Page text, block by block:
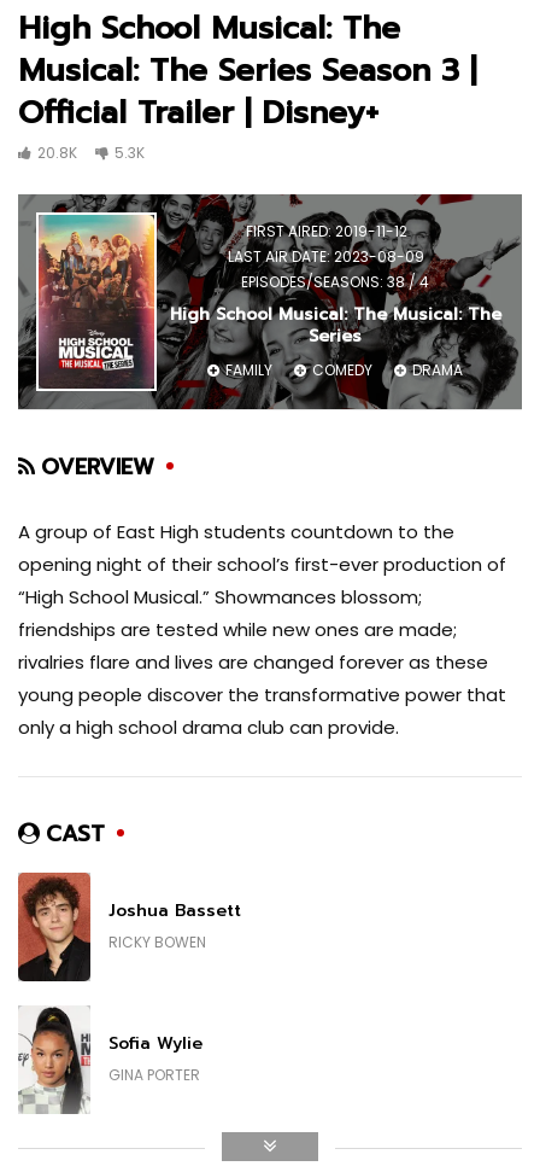
High School Musical: The
Musical: The Series Season 3 |
Official Trailer | Disney+
20.8K 5.3K
FIRST AIRED: 2019-11-12
LAST AIR DATE: 2023-08-09
EPISODES/SEASONS: 38 / 4
High School Musical: The Musical: The
Series
FAMILY COMEDY DRAMA
OVERVIEW
A group of East High students countdown to the
opening night of their school’s first-ever production of
“High School Musical.” Showmances blossom;
friendships are tested while new ones are made;
rivalries flare and lives are changed forever as these
young people discover the transformative power that
only a high school drama club can provide.
CAST
Joshua Bassett
RICKY BOWEN
Sofia Wylie
GINA PORTER